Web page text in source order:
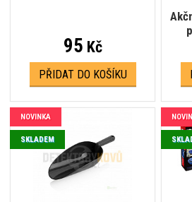
95 Kč
PŘIDAT DO KOŠÍKU
NOVINKA
SKLADEM